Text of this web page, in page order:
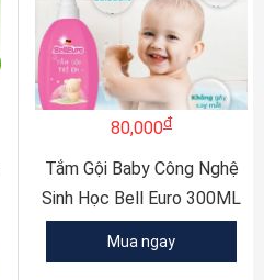
80,000đ
Tắm Gội Baby Công Nghệ
Sinh Học Bell Euro 300ML
Mua ngay